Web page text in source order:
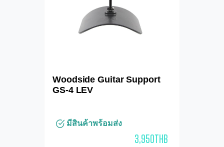
Woodside Guitar Support
GS-4 LEV
มีสินค้าพร้อมส่ง
3,950THB